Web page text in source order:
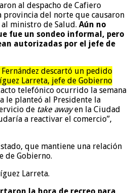
al despacho de Cafiero
provincia del norte que causaron
ministro de Salud. Aún no
fue un sondeo informal, pero
autorizadas por el jefe de
descartó un pedido
Larreta, jefe de Gobierno
telefónico ocurrido la semana
le planteó al Presidente la
de take awayen la Ciudad
a reactivar el comercio”,
que mantiene una relación
de Gobierno.
Larreta.